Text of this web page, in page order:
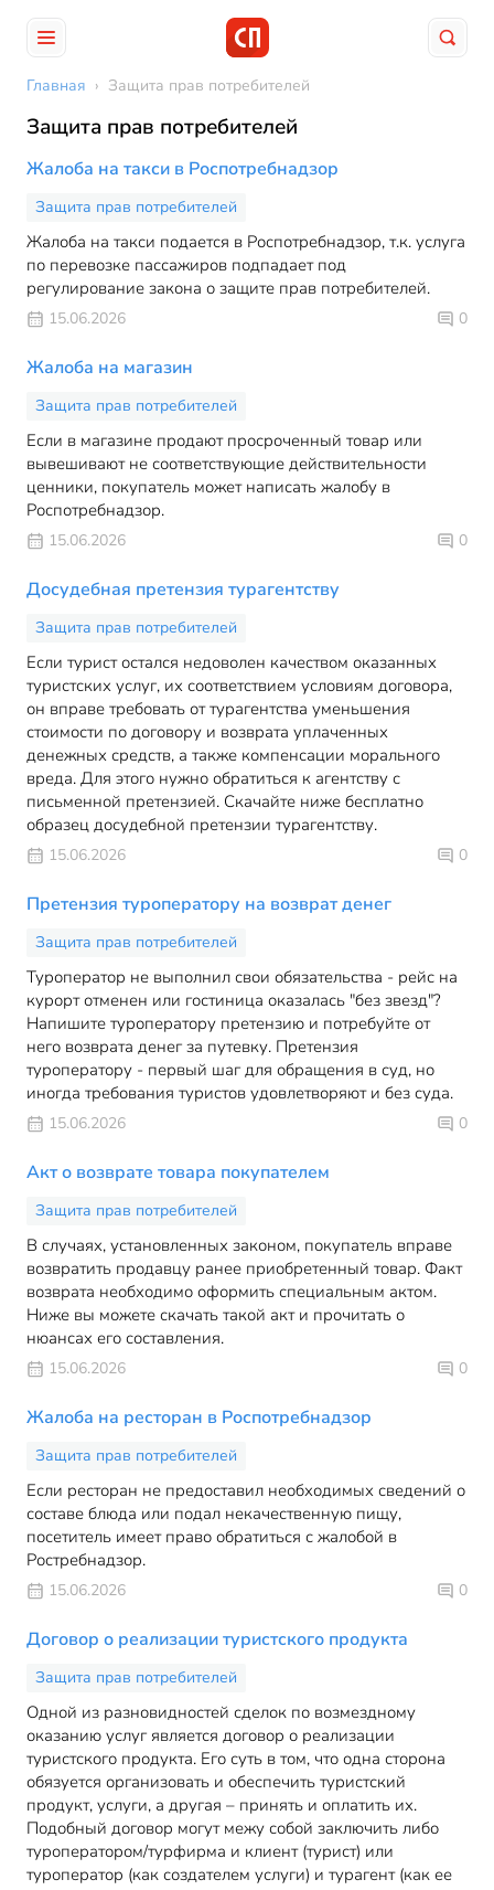
Главная › Защита прав потребителей
Защита прав потребителей
Жалоба на такси в Роспотребнадзор
Защита прав потребителей
Жалоба на такси подается в Роспотребнадзор, т.к. услуга
по перевозке пассажиров подпадает под
регулирование закона о защите прав потребителей.
15.06.2026 0
Жалоба на магазин
Защита прав потребителей
Если в магазине продают просроченный товар или
вывешивают не соответствующие действительности
ценники, покупатель может написать жалобу в
Роспотребнадзор.
15.06.2026 0
Досудебная претензия турагентству
Защита прав потребителей
Если турист остался недоволен качеством оказанных
туристских услуг, их соответствием условиям договора,
он вправе требовать от турагентства уменьшения
стоимости по договору и возврата уплаченных
денежных средств, а также компенсации морального
вреда. Для этого нужно обратиться к агентству с
письменной претензией. Скачайте ниже бесплатно
образец досудебной претензии турагентству.
15.06.2026 0
Претензия туроператору на возврат денег
Защита прав потребителей
Туроператор не выполнил свои обязательства - рейс на
курорт отменен или гостиница оказалась "без звезд"?
Напишите туроператору претензию и потребуйте от
него возврата денег за путевку. Претензия
туроператору - первый шаг для обращения в суд, но
иногда требования туристов удовлетворяют и без суда.
15.06.2026 0
Акт о возврате товара покупателем
Защита прав потребителей
В случаях, установленных законом, покупатель вправе
возвратить продавцу ранее приобретенный товар. Факт
возврата необходимо оформить специальным актом.
Ниже вы можете скачать такой акт и прочитать о
нюансах его составления.
15.06.2026 0
Жалоба на ресторан в Роспотребнадзор
Защита прав потребителей
Если ресторан не предоставил необходимых сведений о
составе блюда или подал некачественную пищу,
посетитель имеет право обратиться с жалобой в
Ростребнадзор.
15.06.2026 0
Договор о реализации туристского продукта
Защита прав потребителей
Одной из разновидностей сделок по возмездному
оказанию услуг является договор о реализации
туристского продукта. Его суть в том, что одна сторона
обязуется организовать и обеспечить туристский
продукт, услуги, а другая – принять и оплатить их.
Подобный договор могут межу собой заключить либо
туроператором/турфирма и клиент (турист) или
туроператор (как создателем услуги) и турагент (как ее